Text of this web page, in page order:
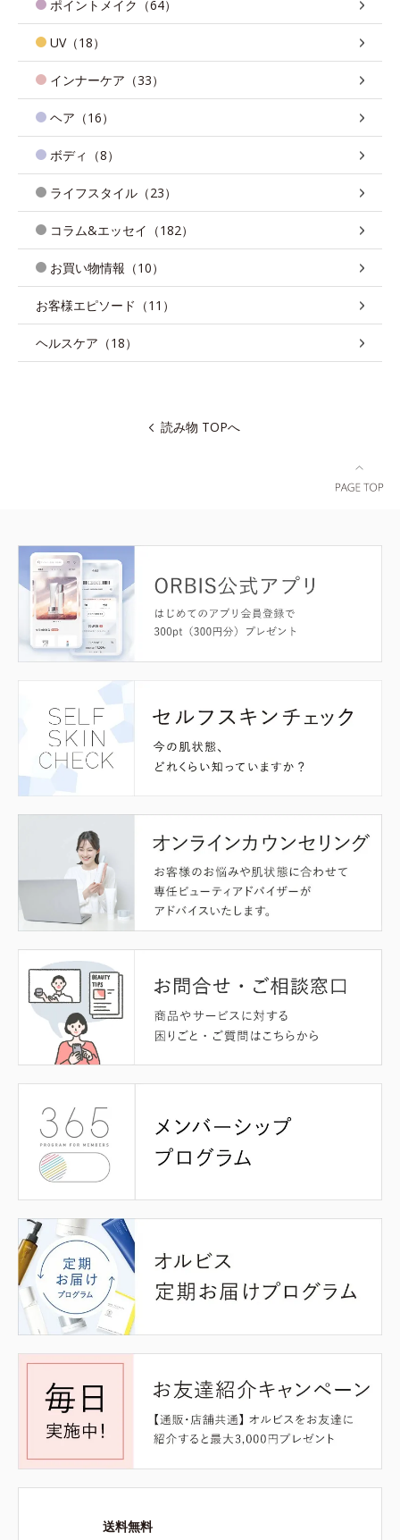
ポイントメイク（64）
UV（18）
インナーケア（33）
ヘア（16）
ボディ（8）
ライフスタイル（23）
コラム&エッセイ（182）
お買い物情報（10）
お客様エピソード（11）
ヘルスケア（18）
読み物 TOPへ
送料無料